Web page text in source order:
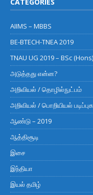
AIIMS – MBBS
BE-BTECH-TNEA 2019
TNAU UG 2019 – BSc
அடுத்தது என்ன?
அறிவியல் / தொழில்நுட்பம்
அறிவியல் / பொறியியல்
ஆண்டு – 2019
ஆத்திசூடி
இசை
இந்தியா
இயல் தமிழ்